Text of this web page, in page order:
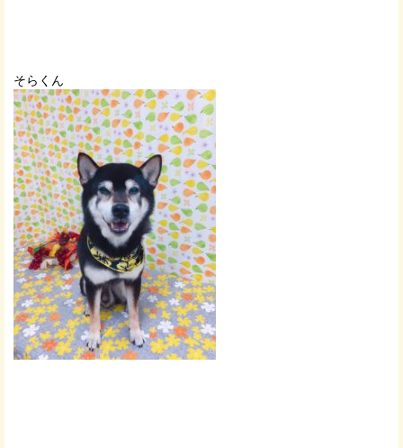
そらくん